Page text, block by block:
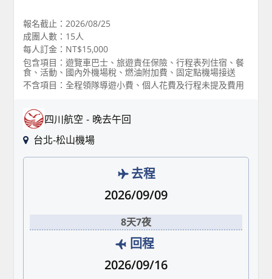
報名截止：2026/08/25
成團人數：15人
每人訂金：NT$15,000
包含項目：遊覽車巴士、旅遊責任保險、行程表列住宿、餐
食、活動、國內外機場稅、燃油附加費、固定點機場接送
不含項目：全程領隊導遊小費、個人花費及行程未提及費用
四川航空
晚去午回
台北-松山機場
去程
2026/09/09
8天7夜
回程
2026/09/16